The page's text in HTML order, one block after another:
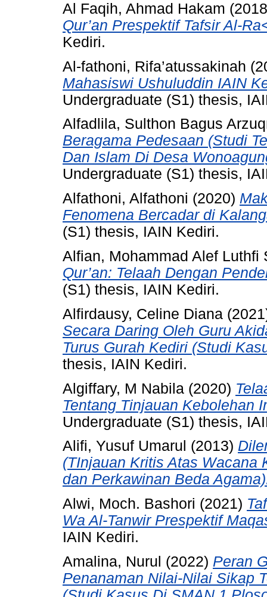
Al Faqih, Ahmad Hakam
Qur’an Prespektif Tafsir Al-
Kediri.
Al-fathoni, Rifa’atussakinah
Mahasiswi Ushuluddin IAIN
Undergraduate (S1) thesis,
Alfadlila, Sulthon Bagus
Beragama Pedesaan (Studi
Dan Islam Di Desa
Undergraduate (S1) thesis,
Alfathoni, Alfathoni (2020)
Fenomena Bercadar di
(S1) thesis, IAIN Kediri.
Alfian, Mohammad Alef Luthfi
Qur’an: Telaah Dengan
(S1) thesis, IAIN Kediri.
Alfirdausy, Celine Diana
Secara Daring Oleh Guru
Turus Gurah Kediri (Studi
thesis, IAIN Kediri.
Algiffary, M Nabila (2020)
Tentang Tinjauan Kebolehan
Undergraduate (S1) thesis,
Alifi, Yusuf Umarul (2013)
(TInjauan Kritis Atas Wacana
dan Perkawinan Beda
Alwi, Moch. Bashori (2021)
Wa Al-Tanwir Prespektif
IAIN Kediri.
Amalina, Nurul (2022) Peran
Penanaman Nilai-Nilai Sikap